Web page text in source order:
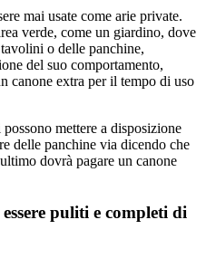
mai usate come arie private.
verde, come un giardino, dove
o delle panchine,
del suo comportamento,
canone extra per il tempo di uso
mettere a disposizione
delle panchine via dicendo che
dovrà pagare un canone
puliti e completi di